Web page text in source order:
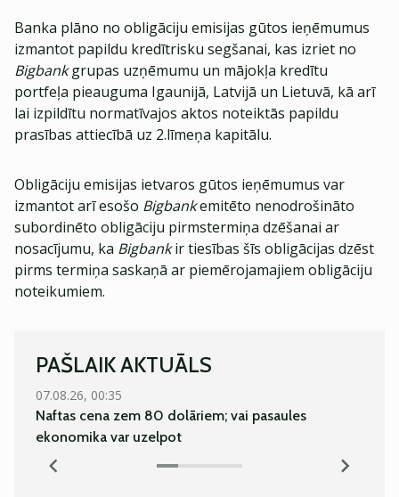
Banka plāno no obligāciju emisijas gūtos ieņēmumus
izmantot papildu kredītrisku segšanai, kas izriet no
Bigbankgrupas uzņēmumu un mājokļa kredītu
portfeļa pieauguma Igaunijā, Latvijā un Lietuvā, kā arī
lai izpildītu normatīvajos aktos noteiktās papildu
prasības attiecībā uz 2.līmeņa kapitālu.
Obligāciju emisijas ietvaros gūtos ieņēmumus var
izmantot arī esošo Bigbankemitēto nenodrošināto
subordinēto obligāciju pirmstermiņa dzēšanai ar
nosacījumu, ka Bigbankir tiesības šīs obligācijas dzēst
pirms termiņa saskaņā ar piemērojamajiem obligāciju
noteikumiem.
PAŠLAIK AKTUĀLS
07.08.26, 00:35
Naftas cena zem 80 dolāriem; vai pasaules
ekonomika var uzelpot